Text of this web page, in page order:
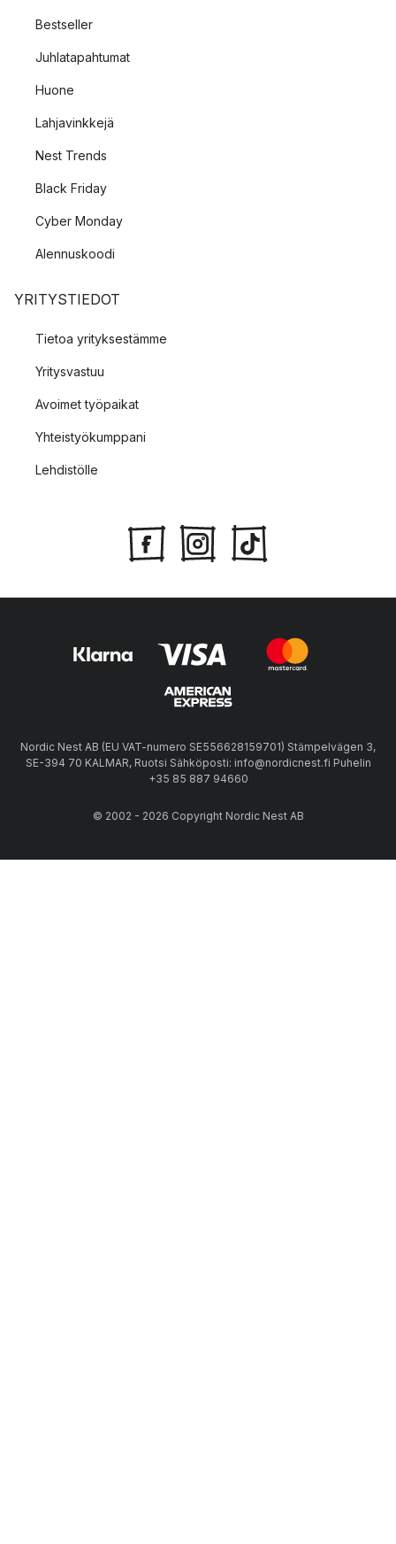
Bestseller
Juhlatapahtumat
Huone
Lahjavinkkejä
Nest Trends
Black Friday
Cyber Monday
Alennuskoodi
YRITYSTIEDOT
Tietoa yrityksestämme
Yritysvastuu
Avoimet työpaikat
Yhteistyökumppani
Lehdistölle
Nordic Nest AB (EU VAT-numero SE556628159701) Stämpelvägen 3,
SE-394 70 KALMAR, Ruotsi Sähköposti: info@nordicnest.fi Puhelin
+35 85 887 94660
© 2002 - 2026 Copyright Nordic Nest AB